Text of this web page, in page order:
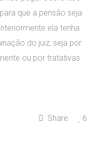
que a pensão seja
ela tenha
do juiz, seja por
ou por tratativas
Share 6